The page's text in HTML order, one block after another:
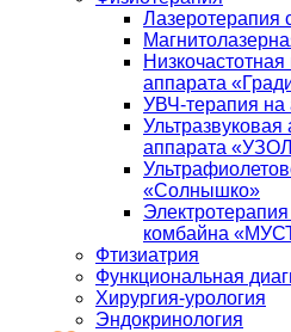
аппарата
УВЧ-терапия на
аппарата
«Солнышко»
комбайна
Фтизиатрия
Функциональная
Хирургия-урология
Эндокринология